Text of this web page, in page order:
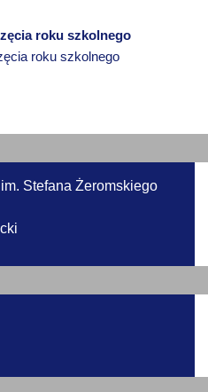
roku szkolnego
roku szkolnego
im. Stefana Żeromskiego